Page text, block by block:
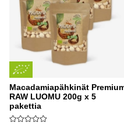
Macadamiapähkinät
RAW LUOMU 200g x 5
pakettia